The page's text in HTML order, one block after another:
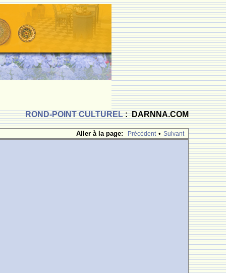
ROND-POINT CULTUREL: DARNNA.COM
Aller à la page: Prècèdent • Suivant